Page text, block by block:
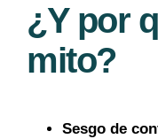
¿Y por
mito?
Sesgo de